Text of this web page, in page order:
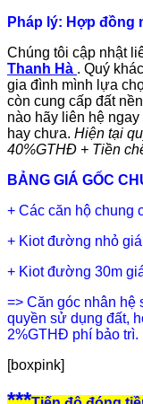
Pháp lý: Hợp đồng
Chúng tôi cập nhật
Thanh Hà . Quý
gia đình mình lựa
còn cung cấp đất
nào hãy liên hệ
hay chưa. Hiện tại
40%GTHĐ + Tiền
BẢNG GIÁ GỐC
+ Các căn hộ chung
+ Kiot đường nhỏ giá
+ Kiot đường 30m
=> Căn góc nhân hệ
quyền sử dụng đất,
2%GTHĐ phí bảo trì.
[boxpink]